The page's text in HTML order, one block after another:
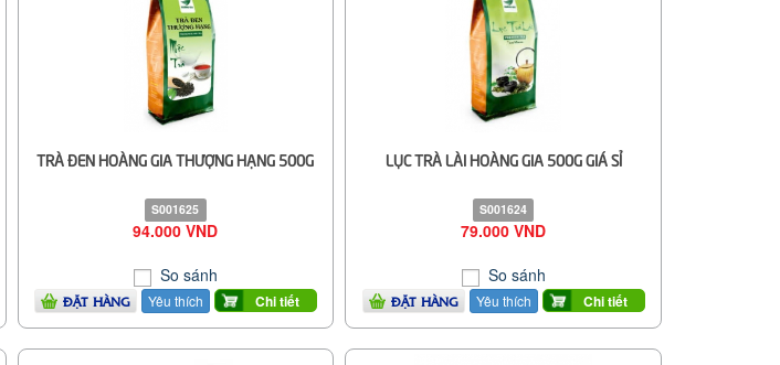
TRÀ ĐEN HOÀNG GIA THƯỢNG HẠNG 500G
S001625
94.000 VND
So sánh
ĐẶT HÀNG Yêu thích Chi tiết
LỤC TRÀ LÀI HOÀNG GIA 500G GIÁ SỈ
S001624
79.000 VND
So sánh
ĐẶT HÀNG Yêu thích Chi tiết